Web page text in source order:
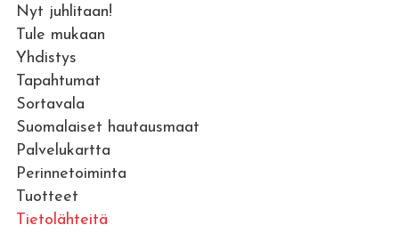
Nyt juhlitaan!
Tule mukaan
Yhdistys
Tapahtumat
Sortavala
Suomalaiset hautausmaat
Palvelukartta
Perinnetoiminta
Tuotteet
Tietolähteitä